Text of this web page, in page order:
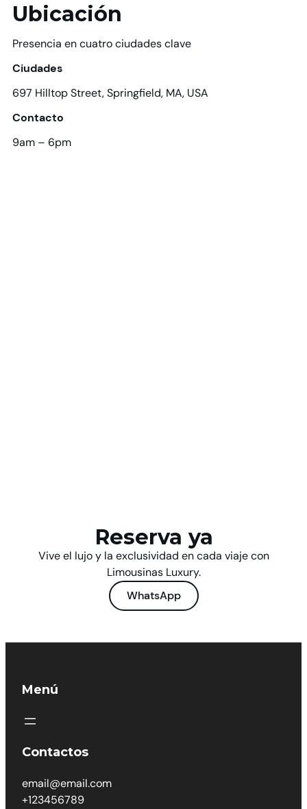
Ubicación
Presencia en cuatro ciudades clave
Ciudades
697 Hilltop Street, Springfield, MA, USA
Contacto
9am – 6pm
Reserva ya
Vive el lujo y la exclusividad en cada viaje con
Limousinas Luxury.
WhatsApp
Menú
Contactos
email@email.com
+123456789